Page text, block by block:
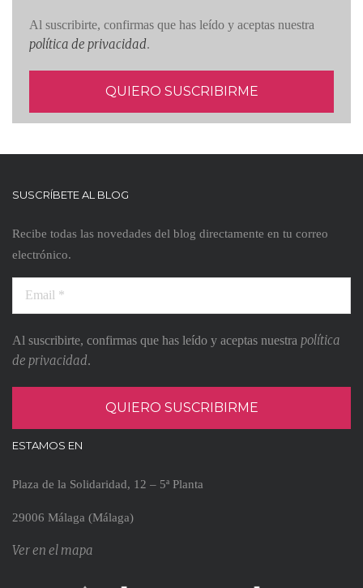
Al suscribirte, confirmas que has leído y aceptas nuestra
política de privacidad.
SUSCRÍBETE AL BLOG
Recibe todas las novedades del blog directamente en tu correo
electrónico.
Al suscribirte, confirmas que has leído y aceptas nuestra política
de privacidad.
ESTAMOS EN
Plaza de la Solidaridad, 12 – 5ª Planta
29006 Málaga (Málaga)
Ver en el mapa